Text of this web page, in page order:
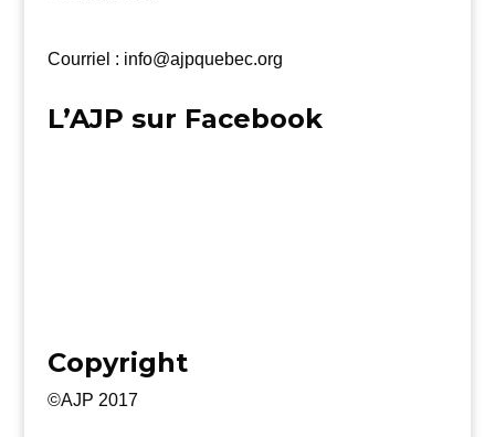
Courriel : info@ajpquebec.org
L’AJP sur Facebook
Copyright
©AJP 2017